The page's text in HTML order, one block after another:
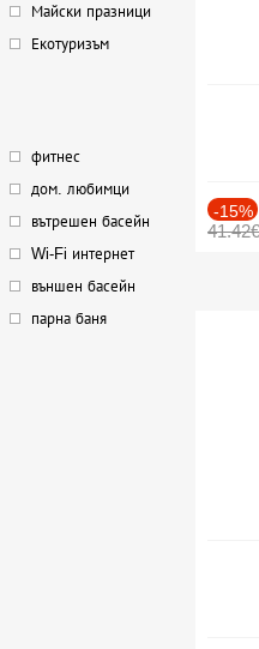
Майски празници
Екотуризъм
фитнес
дом. любимци
вътрешен басейн
Wi-Fi интернет
външен басейн
парна баня
-15%
41.42€